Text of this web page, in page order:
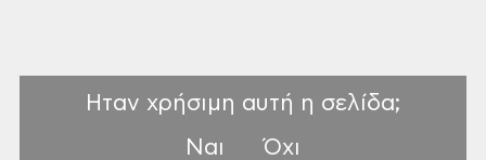
Ηταν χρήσιμη αυτή η σελίδα;
Ναι
Όχι